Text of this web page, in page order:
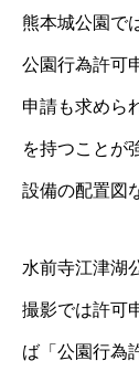
熊本城公園で
公園行為許可
申請も求めら
を持つことが
設備の配置図
水前寺江津湖
撮影では許可
ば「公園行為